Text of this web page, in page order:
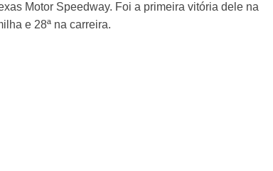
Motor Speedway. Foi a primeira vitória dele na
e 28ª na carreira.